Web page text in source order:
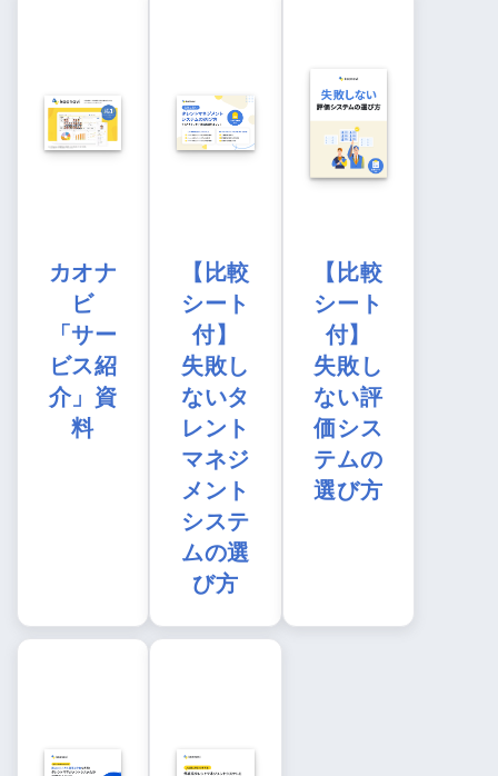
カオナ
ビ
「サー
ビス紹
介」資
料
【比較
シート
付】
失敗し
ないタ
レント
マネジ
メント
システ
ムの選
び方
【比較
シート
付】
失敗し
ない評
価シス
テムの
選び方